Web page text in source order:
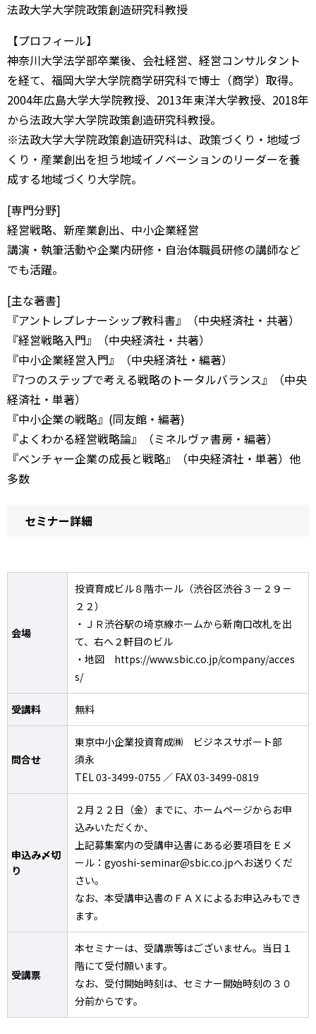
法政大学大学院政策創造研究科教授
【プロフィール】
神奈川大学法学部卒業後、会社経営、経営コンサルタント
を経て、福岡大学大学院商学研究科で博士（商学）取得。
2004年広島大学大学院教授、2013年東洋大学教授、2018年
から法政大学大学院政策創造研究科教授。
※法政大学大学院政策創造研究科は、政策づくり・地域づ
くり・産業創出を担う地域イノベーションのリーダーを養
成する地域づくり大学院。
[専門分野]
経営戦略、新産業創出、中小企業経営
講演・執筆活動や企業内研修・自治体職員研修の講師など
でも活躍。
[主な著書]
『アントレプレナーシップ教科書』（中央経済社・共著）
『経営戦略入門』（中央経済社・共著）
『中小企業経営入門』（中央経済社・編著）
『7つのステップで考える戦略のトータルバランス』（中央
経済社・単著）
『中小企業の戦略』(同友館・編著)
『よくわかる経営戦略論』（ミネルヴァ書房・編著）
『ベンチャー企業の成長と戦略』（中央経済社・単著）他
多数
セミナー詳細
会場
投資育成ビル８階ホール（渋谷区渋谷３－２９－
２２）
・ＪＲ渋谷駅の埼京線ホームから新南口改札を出
て、右へ２軒目のビル
・地図 https://www.sbic.co.jp/company/acces
s/
受講料 無料
問合せ
東京中小企業投資育成㈱ ビジネスサポート部
須永
TEL 03-3499-0755 ／ FAX 03-3499-0819
申込み〆切
り
２月２２日（金）までに、ホームページからお申
込みいただくか、
上記募集案内の受講申込書にある必要項目をＥメ
ール：gyoshi-seminar@sbic.co.jpへお送りくだ
さい。
なお、本受講申込書のＦＡＸによるお申込みもでき
ます。
受講票
本セミナーは、受講票等はございません。当日１
階にて受付願います。
なお、受付開始時刻は、セミナー開始時刻の３０
分前からです。